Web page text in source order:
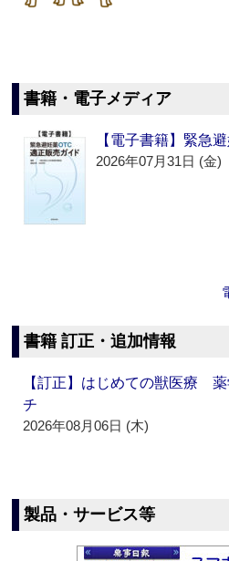
書籍・電子メディア
【電子書籍】緊急
2026年07月31日 (金)
書籍 訂正・追加情報
【訂正】はじめての獣医療
チ
2026年08月06日 (木)
製品・サービス等